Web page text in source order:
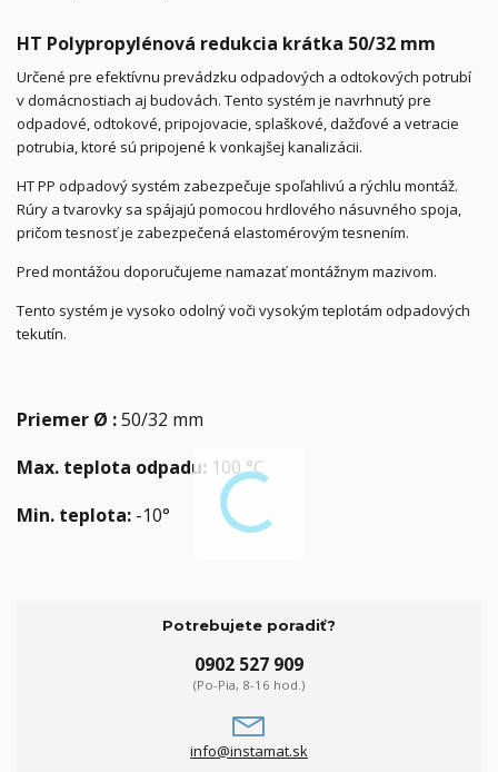
HT Polypropylénová redukcia krátka 50/32 mm
Určené pre efektívnu prevádzku odpadových a odtokových potrubí
v domácnostiach aj budovách. Tento systém je navrhnutý pre
odpadové, odtokové, pripojovacie, splaškové, dažďové a vetracie
potrubia, ktoré sú pripojené k vonkajšej kanalizácii.
HT PP odpadový systém zabezpečuje spoľahlivú a rýchlu montáž.
Rúry a tvarovky sa spájajú pomocou hrdlového násuvného spoja,
pričom tesnosť je zabezpečená elastomérovým tesnením.
Pred montážou doporučujeme namazať montážnym mazivom.
Tento systém je vysoko odolný voči vysokým teplotám odpadových
tekutín.
Priemer Ø :50/32 mm
Max. teplota odpadu: 100 °C
Min. teplota: -10°
Potrebujete poradiť?
0902 527 909
(Po-Pia, 8-16 hod.)
info@instamat.sk